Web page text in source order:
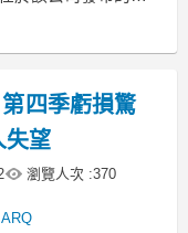
針對 2026 年所提出
明度，但疲軟的未
的強烈擔憂。營收
四季虧損驚
失望
瀏覽人次 :370
ARQ